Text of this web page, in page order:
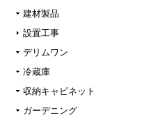
建材製品
設置工事
デリムワン
冷蔵庫
収納キャビネット
ガーデニング